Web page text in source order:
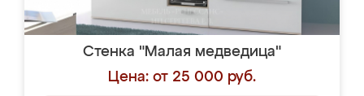
Стенка "Малая медведица"
Цена: от 25 000 руб.